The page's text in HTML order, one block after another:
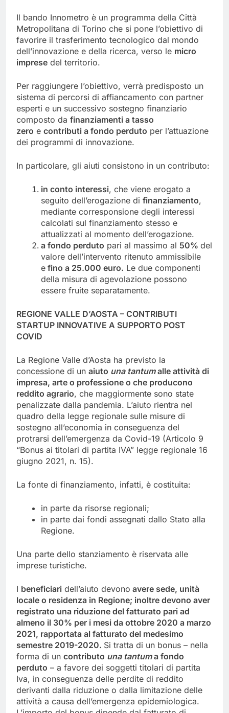
Il bando Innometro è un programma della Città
Metropolitana di Torino che si pone l’obiettivo di
favorire il trasferimento tecnologico dal mondo
dell’innovazione e della ricerca, verso le micro
imprese del territorio.
Per raggiungere l’obiettivo, verrà predisposto un
sistema di percorsi di affiancamento con partner
esperti e un successivo sostegno finanziario
composto da finanziamenti a tasso
zero e contributi a fondo perduto per l’attuazione
dei programmi di innovazione.
In particolare, gli aiuti consistono in un contributo:
in conto interessi, che viene erogato a
seguito dell’erogazione di finanziamento,
mediante corresponsione degli interessi
calcolati sul finanziamento stesso e
attualizzati al momento dell’erogazione.
a fondo perduto pari al massimo al 50% del
valore dell’intervento ritenuto ammissibile
e fino a 25.000 euro. Le due componenti
della misura di agevolazione possono
essere fruite separatamente.
REGIONE VALLE D’AOSTA – CONTRIBUTI
STARTUP INNOVATIVE A SUPPORTO POST
COVID
La Regione Valle d’Aosta ha previsto la
concessione di un aiuto una tantumalle attività di
impresa, arte o professione o che producono
reddito agrario, che maggiormente sono state
penalizzate dalla pandemia. L’aiuto rientra nel
quadro della legge regionale sulle misure di
sostegno all’economia in conseguenza del
protrarsi dell’emergenza da Covid-19 (Articolo 9
“Bonus ai titolari di partita IVA” legge regionale 16
giugno 2021, n. 15).
La fonte di finanziamento, infatti, è costituita:
in parte da risorse regionali;
in parte dai fondi assegnati dallo Stato alla
Regione.
Una parte dello stanziamento è riservata alle
imprese turistiche.
I beneficiari dell’aiuto devono avere sede, unità
locale o residenza in Regione; inoltre devono aver
registrato una riduzione del fatturato pari ad
almeno il 30% per i mesi da ottobre 2020 a marzo
2021, rapportata al fatturato del medesimo
semestre 2019-2020. Si tratta di un bonus – nella
forma di un contributo una tantuma fondo
perduto – a favore dei soggetti titolari di partita
Iva, in conseguenza delle perdite di reddito
derivanti dalla riduzione o dalla limitazione delle
attività a causa dell’emergenza epidemiologica.